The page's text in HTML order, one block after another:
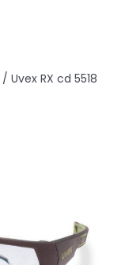
/ Uvex RX cd 5518